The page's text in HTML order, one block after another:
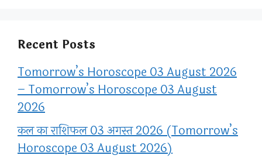
Recent Posts
Tomorrow’s Horoscope 03 August 2026
– Tomorrow’s Horoscope 03 August
2026
कल का राशिफल 03 अगस्त 2026 (Tomorrow’s
Horoscope 03 August 2026)